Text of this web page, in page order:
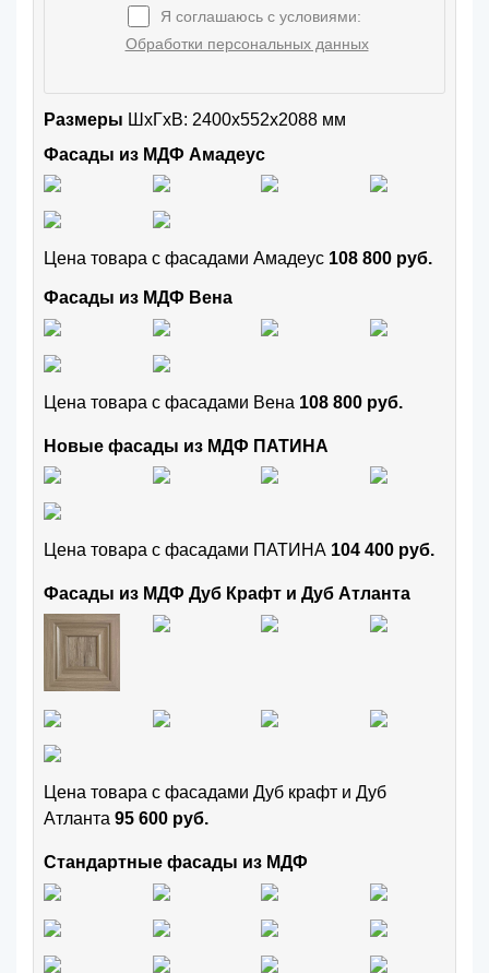
Я соглашаюсь с условиями:
Обработки персональных данных
Размеры ШxГхВ: 2400x552x2088 мм
Фасады из МДФ Амадеус
Цена товара с фасадами Амадеус 108 800 руб.
Фасады из МДФ Вена
Цена товара с фасадами Вена 108 800 руб.
Новые фасады из МДФ ПАТИНА
Цена товара с фасадами ПАТИНА 104 400 руб.
Фасады из МДФ Дуб Крафт и Дуб Атланта
Цена товара с фасадами Дуб крафт и Дуб
Атланта 95 600 руб.
Стандартные фасады из МДФ